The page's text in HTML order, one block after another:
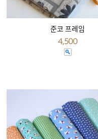
준코 프레임
4,500